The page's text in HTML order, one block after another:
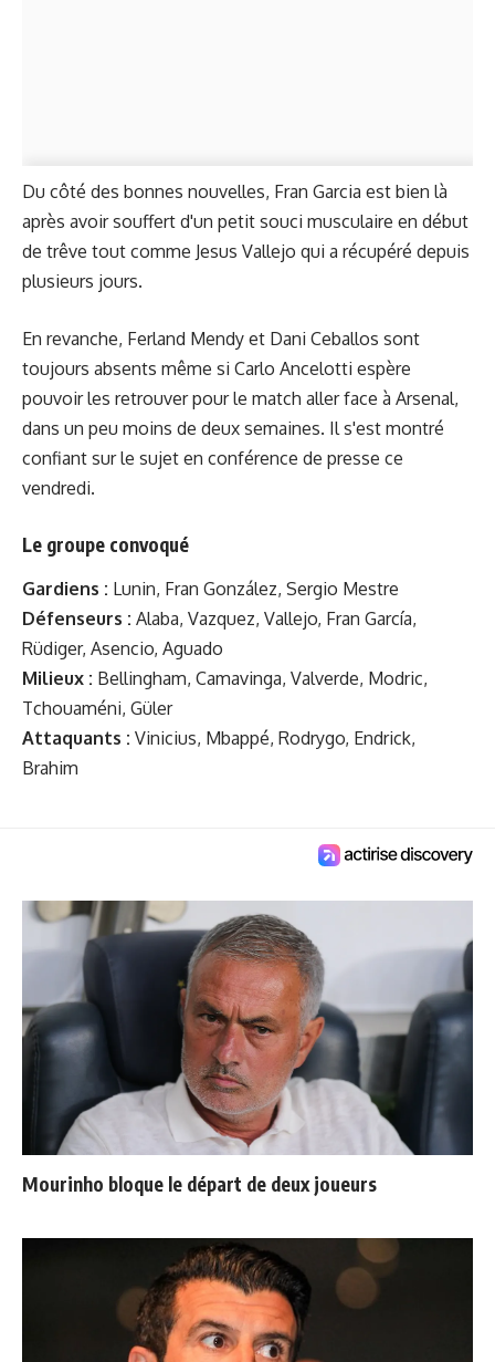
Du côté des bonnes nouvelles, Fran Garcia est bien là
après avoir souffert d'un petit souci musculaire en début
de trêve tout comme Jesus Vallejo qui a récupéré depuis
plusieurs jours.
En revanche, Ferland Mendy et Dani Ceballos sont
toujours absents même si Carlo Ancelotti espère
pouvoir les retrouver pour le match aller face à Arsenal,
dans un peu moins de deux semaines. Il s'est montré
confiant sur le sujet en conférence de presse ce
vendredi.
Le groupe convoqué
Gardiens : Lunin, Fran González, Sergio Mestre
Défenseurs : Alaba, Vazquez, Vallejo, Fran García,
Rüdiger, Asencio, Aguado
Milieux : Bellingham, Camavinga, Valverde, Modric,
Tchouaméni, Güler
Attaquants : Vinicius, Mbappé, Rodrygo, Endrick,
Brahim
Mourinho bloque le départ de deux joueurs